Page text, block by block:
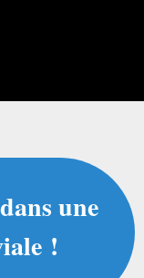
une
!